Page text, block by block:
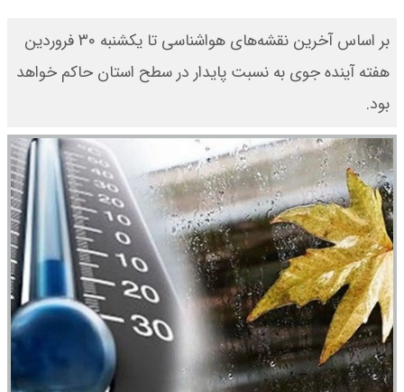
بر اساس آخرین نقشه‌های هواشناسی تا یکشنبه ۳۰ فروردین
هفته آینده جوی به نسبت پایدار در سطح استان حاکم خواهد
بود.